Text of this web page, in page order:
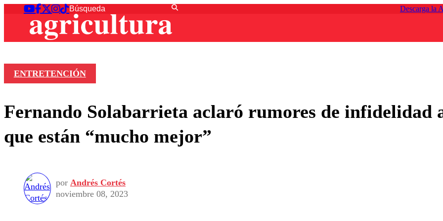
Descarga la
ENTRETENCIÓN
Fernando Solabarrieta aclaró rumores de infidelidad
que están “mucho mejor”
por Andrés Cortés
noviembre 08, 2023